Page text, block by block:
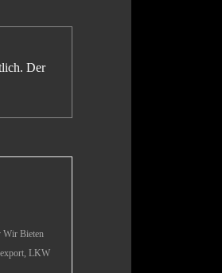
Der
Wir Bieten
LKW